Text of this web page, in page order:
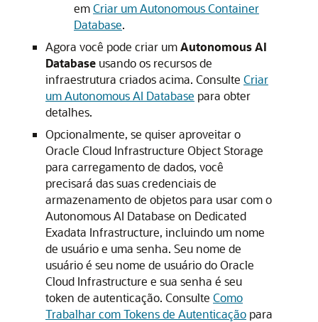
emCriar um Autonomous Container
Database.
Agora você pode criar umAutonomous AI
Database usando os recursos de
infraestrutura criados acima. Consulte Criar
um Autonomous AI Database para obter
detalhes.
Opcionalmente, se quiser aproveitar o
Oracle Cloud Infrastructure Object Storage
para carregamento de dados, você
precisará das suas credenciais de
armazenamento de objetos para usar com o
Autonomous AI Database on Dedicated
Exadata Infrastructure, incluindo um nome
de usuário e uma senha. Seu nome de
usuário é seu nome de usuário do Oracle
Cloud Infrastructure e sua senha é seu
token de autenticação. Consulte Como
Trabalhar com Tokens de Autenticação para